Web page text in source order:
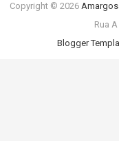
Copyright © 2026
Rua
Blogger